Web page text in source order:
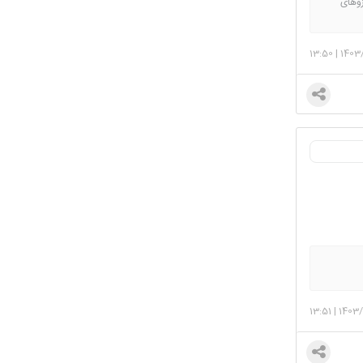
|
13:50
|
13:51